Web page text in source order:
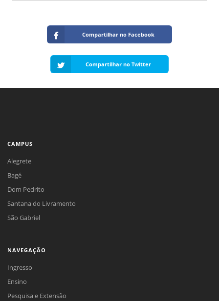
Compartilhar no Facebook
Compartilhar no Twitter
CAMPUS
Alegrete
Bagé
Dom Pedrito
Santana do Livramento
São Gabriel
NAVEGAÇÃO
Ingresso
Ensino
Pesquisa e Extensão